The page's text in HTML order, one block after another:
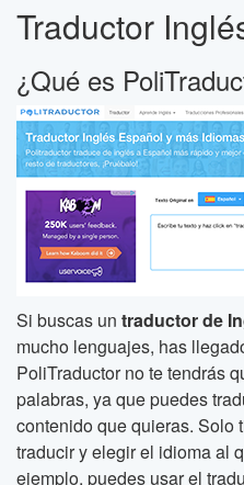
Traductor
¿Qué es
Si buscas un traductor de
mucho lenguajes, has
PoliTraductor no te tendrás
palabras, ya que puedes
contenido que quieras. Solo
traducir y elegir el idioma al
ejemplo, puedes usar el